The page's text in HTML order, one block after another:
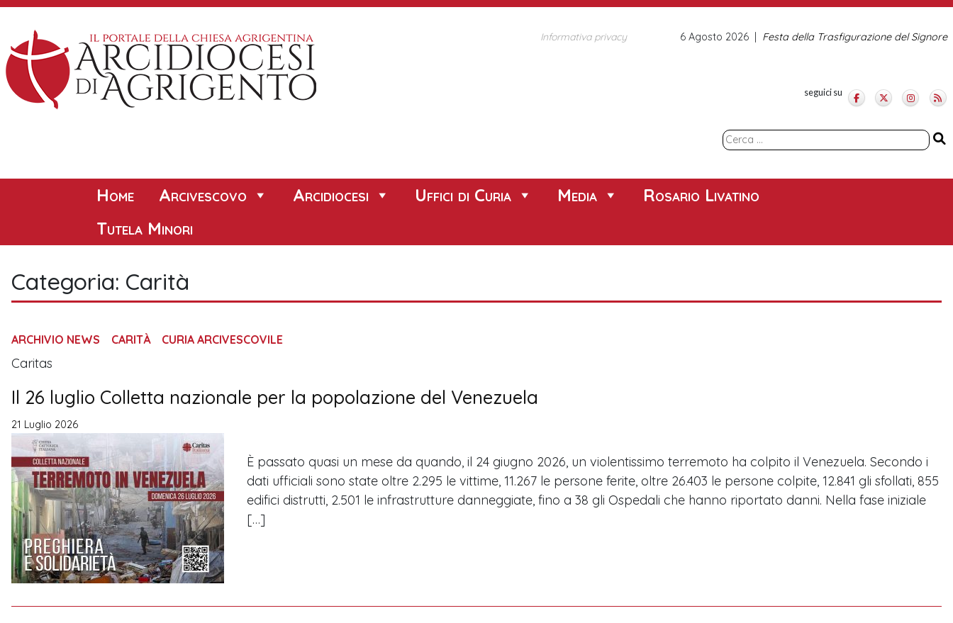
Skip
content
Informativa privacy Festa della Trasfigurazione del Signore
6 Agosto 2026
seguici su
Ricerca
Home Arcivescovo Arcidiocesi Uffici di Curia Media
Rosario Livatino
Tutela Minori
Categoria: Carità
ARCHIVIO NEWS CARITÀ CURIA ARCIVESCOVILE
Caritas
Il 26 luglio Colletta nazionale per la popolazione del Venezuela
21 Luglio 2026
È passato quasi un mese da quando, il 24 giugno 2026, un violentissimo terremoto ha colpito il Venezuela. Secondo i
dati ufficiali sono state oltre 2.295 le vittime, 11.267 le persone ferite, oltre 26.403 le persone colpite, 12.841 gli sfollati, 855
edifici distrutti, 2.501 le infrastrutture danneggiate, fino a 38 gli Ospedali che hanno riportato danni. Nella fase iniziale
[…]